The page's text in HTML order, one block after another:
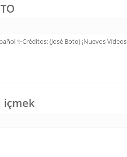
✨Créditos: (José Boto) ¡Nuevos Vídeos
içmek